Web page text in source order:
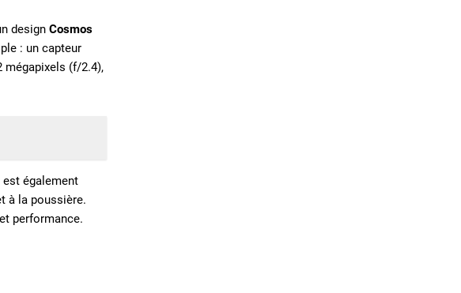
design Cosmos
: un capteur
mégapixels (f/2.4),
est également
à la poussière.
performance.